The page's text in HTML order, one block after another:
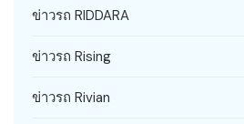
ข่าวรถ RIDDARA
ข่าวรถ Rising
ข่าวรถ Rivian